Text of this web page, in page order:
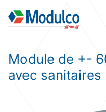
Module de +-
avec sanitaires